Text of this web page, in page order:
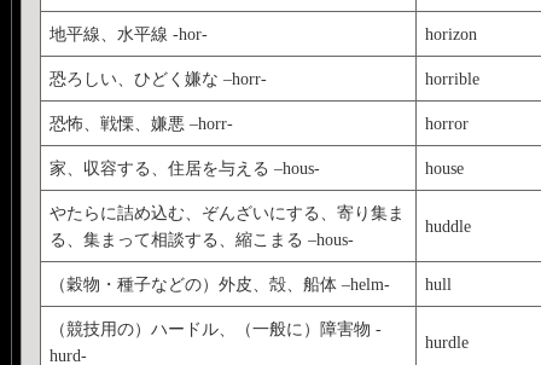
地平線、水平線 -hor- horizon
恐ろしい、ひどく嫌な –horr- horrible
恐怖、戦慄、嫌悪 –horr- horror
家、収容する、住居を与える –hous- house
やたらに詰め込む、ぞんざいにする、寄り集ま
る、集まって相談する、縮こまる –hous-
huddle
（穀物・種子などの）外皮、殻、船体 –helm- hull
（競技用の）ハードル、（一般に）障害物 -
hurd-
hurdle